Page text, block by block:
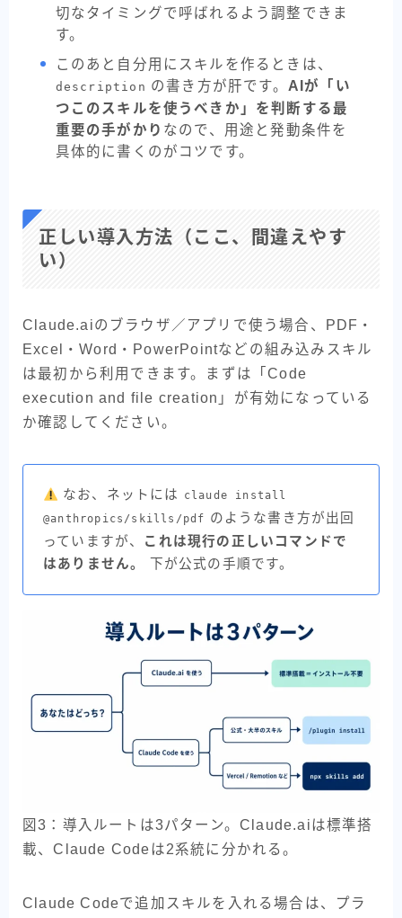
切なタイミングで呼ばれるよう調整できま
す。
このあと自分用にスキルを作るときは、
description の書き方が肝です。 AIが「い
つこのスキルを使うべきか」を判断する最
重要の手がかり なので、用途と発動条件を
具体的に書くのがコツです。
正しい導入方法（ここ、間違えやす
い）
Claude.aiのブラウザ／アプリで使う場合、PDF・
Excel・Word・PowerPointなどの組み込みスキル
は最初から利用できます。まずは「Code
execution and file creation」が有効になっている
か確認してください。
なお、ネットには
claude install
@anthropics/skills/pdf のような書き方が出回
っていますが、 これは現行の正しいコマンドで
はありません。
下が公式の手順です。
図3：導入ルートは3パターン。Claude.aiは標準搭
載、Claude Codeは2系統に分かれる。
Claude Codeで追加スキルを入れる場合は、プラ